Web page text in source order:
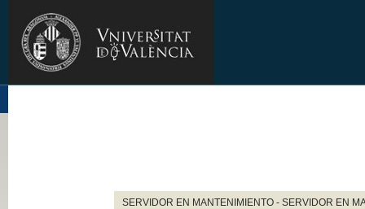
SERVIDOR EN MANTENIMIENTO - SERVIDOR EN